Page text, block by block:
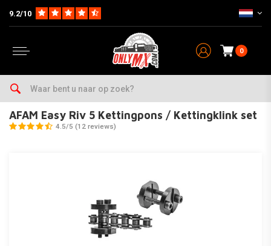
9.2/10
0
Home Onderhoud & Werkplaats
AFAM Easy Riv 5 Kettingpons / Kettingklink set
4.5/5 (12 reviews)